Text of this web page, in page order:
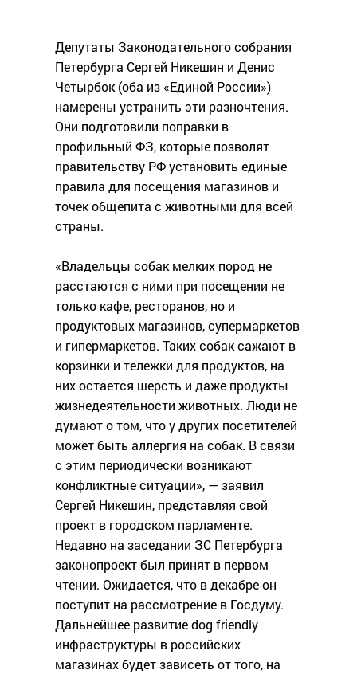
Депутаты Законодательного собрания
Петербурга Сергей Никешин и Денис
Четырбок (оба из «Единой России»)
намерены устранить эти разночтения.
Они подготовили поправки в
профильный ФЗ, которые позволят
правительству РФ установить единые
правила для посещения магазинов и
точек общепита с животными для всей
страны.
«Владельцы собак мелких пород не
расстаются с ними при посещении не
только кафе, ресторанов, но и
продуктовых магазинов, супермаркетов
и гипермаркетов. Таких собак сажают в
корзинки и тележки для продуктов, на
них остается шерсть и даже продукты
жизнедеятельности животных. Люди не
думают о том, что у других посетителей
может быть аллергия на собак. В связи
с этим периодически возникают
конфликтные ситуации», — заявил
Сергей Никешин, представляя свой
проект в городском парламенте.
Недавно на заседании ЗС Петербурга
законопроект был принят в первом
чтении. Ожидается, что в декабре он
поступит на рассмотрение в Госдуму.
Дальнейшее развитие dog friendly
инфраструктуры в российских
магазинах будет зависеть от того, на